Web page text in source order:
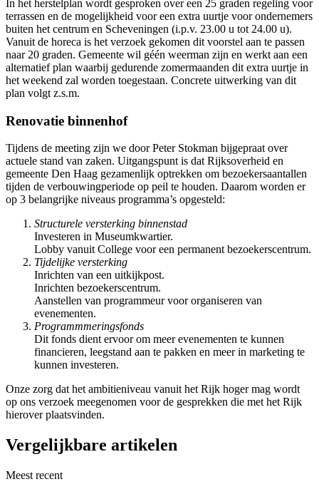
In het herstelplan wordt gesproken over een 25 graden regeling voor
terrassen en de mogelijkheid voor een extra uurtje voor ondernemers
buiten het centrum en Scheveningen (i.p.v. 23.00 u tot 24.00 u).
Vanuit de horeca is het verzoek gekomen dit voorstel aan te passen
naar 20 graden. Gemeente wil géén weerman zijn en werkt aan een
alternatief plan waarbij gedurende zomermaanden dit extra uurtje in
het weekend zal worden toegestaan. Concrete uitwerking van dit
plan volgt z.s.m.
Renovatie binnenhof
Tijdens de meeting zijn we door Peter Stokman bijgepraat over
actuele stand van zaken. Uitgangspunt is dat Rijksoverheid en
gemeente Den Haag gezamenlijk optrekken om bezoekersaantallen
tijden de verbouwingperiode op peil te houden. Daarom worden er
op 3 belangrijke niveaus programma’s opgesteld:
Structurele versterking binnenstad
Investeren in Museumkwartier.
Lobby vanuit College voor een permanent bezoekerscentrum.
Tijdelijke versterking
Inrichten van een uitkijkpost.
Inrichten bezoekerscentrum.
Aanstellen van programmeur voor organiseren van
evenementen.
Programmmeringsfonds
Dit fonds dient ervoor om meer evenementen te kunnen
financieren, leegstand aan te pakken en meer in marketing te
kunnen investeren.
Onze zorg dat het ambitieniveau vanuit het Rijk hoger mag wordt
op ons verzoek meegenomen voor de gesprekken die met het Rijk
hierover plaatsvinden.
Vergelijkbare artikelen
Meest recent